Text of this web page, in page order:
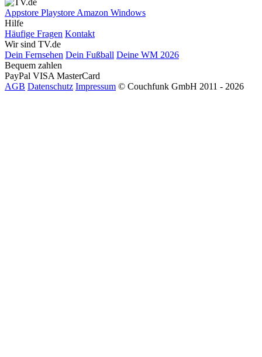
Appstore Playstore Amazon Windows
Hilfe
Häufige Fragen Kontakt
Wir sind TV.de
Dein Fernsehen Dein Fußball Deine WM 2026
Bequem zahlen
PayPal VISA MasterCard
AGB Datenschutz Impressum © Couchfunk GmbH 2011 - 2026